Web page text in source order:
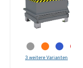
3 weitere Varianten